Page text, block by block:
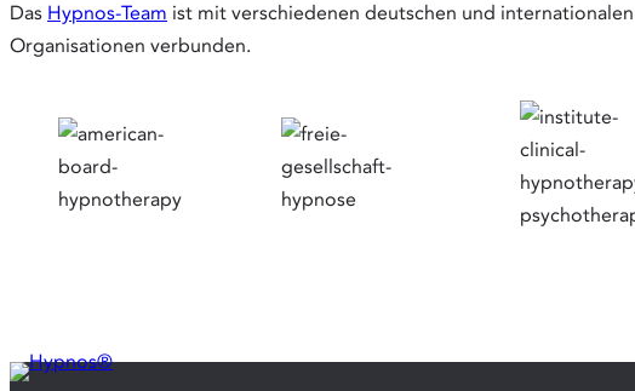
Das Hypnos-Team ist mit verschiedenen deutschen und internationalen
Organisationen verbunden.